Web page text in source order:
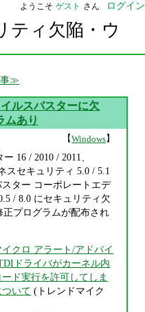
ようこそ ゲスト さん ログイン
ティ欠陥・ウ
ルスバスターに欠
ムあり
【Windows】
16 / 2010 / 2011、
スセキュリティ 5.0 / 5.1
ター コーポレートエデ
/ 8.0 にセキュリティ欠
正プログラムが配布され
イクロ アラート/アドバイ
ドライバがカーネル内
ド実行を許可してしま
いて (トレンドマイク